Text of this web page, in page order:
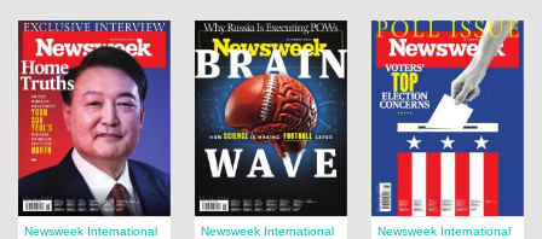
Newsweek International
Newsweek International
Newsweek International